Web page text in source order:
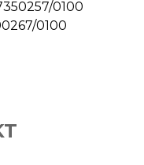
0100
0100